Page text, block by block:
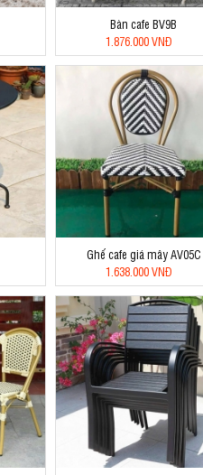
Bàn cafe BV9B
1.876.000 VNĐ
Ghế cafe giá mây AV05C
1.638.000 VNĐ